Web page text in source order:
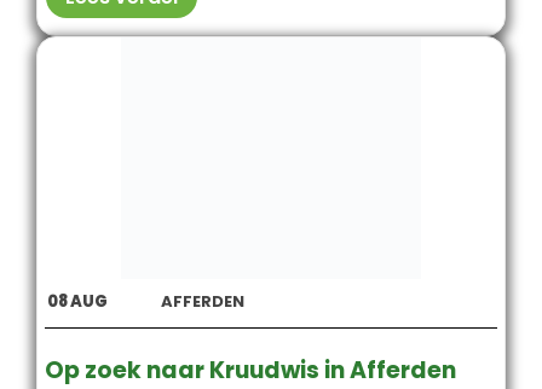
08AUG AFFERDEN
Op zoek naar Kruudwis in Afferden